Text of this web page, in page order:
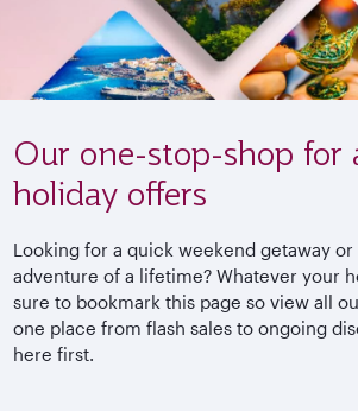
Our one-stop-shop for
holiday offers
Looking for a quick weekend getaway or
adventure of a lifetime? Whatever your
sure to bookmark this page so view all
one place from flash sales to ongoing
here first.